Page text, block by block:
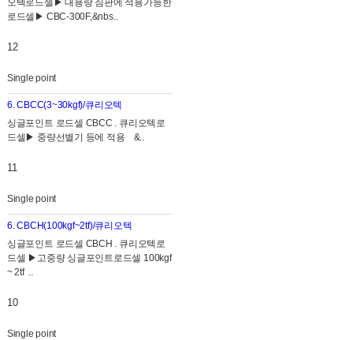
로드셀▶ CBC-300F,&nbs..
12
Single point
6. CBCC(3~30kgf)/큐리오텍
싱글포인트 로드셀 CBCC . 큐리오텍로
드셀▶ 중량선별기 등에 적용 &..
11
Single point
6. CBCH(100kgf~2tf)/큐리오텍
싱글포인트 로드셀 CBCH . 큐리오텍로
드셀 ▶고중량 싱글포인트로드셀 100kgf
~ 2tf ..
10
Single point